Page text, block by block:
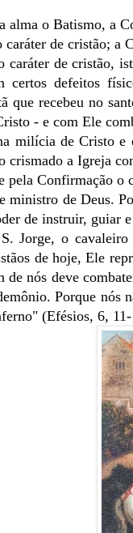
alma o Batismo, a
de cristão; a
de cristão,
defeitos
que recebeu no
- e com Ele
milícia de Cristo e
crismado a Igreja
pela Confirmação o
de Deus.
de instruir, guiar
Jorge, o
de hoje, Ele
de nós deve
Porque nós
(Efésios, 6,